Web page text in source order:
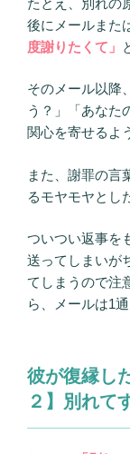
後にメールまた
度謝りたくて」
そのメール以降
う？」「あなた
関心を寄せるよ
また、謝罪の言
るモヤモヤとし
ついつい返事を
送ってしまいが
てしまうので注
ら、メールは1
彼が復縁し
２】別れて